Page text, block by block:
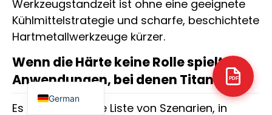
Werkzeugstandzeit ist ohne eine geeignete
Kühlmittelstrategie und scharfe, beschichtete
Hartmetallwerkzeuge kürzer.
Wenn die Härte keine Rolle spielt:
Anwendungen, bei denen Titan siegt
Es gibt eine lange Liste von Szenarien, in
PDF
German
English
French
Spanish
Japanese